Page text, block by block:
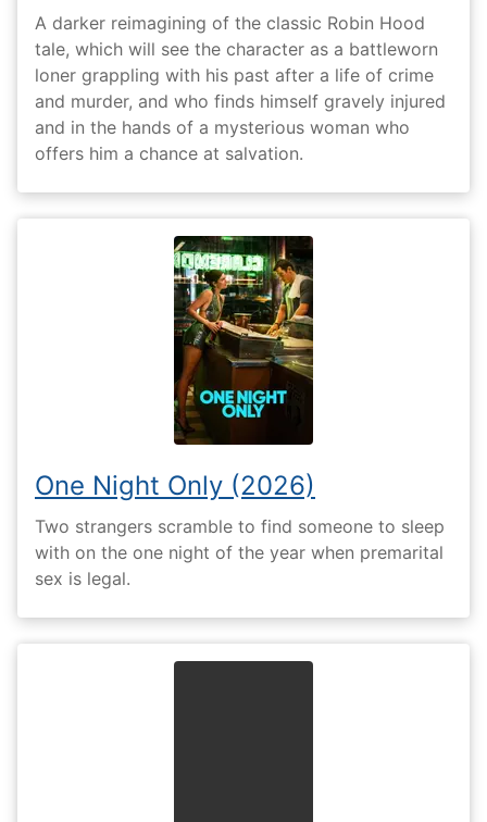
A darker reimagining of the classic Robin Hood
tale, which will see the character as a battleworn
loner grappling with his past after a life of crime
and murder, and who finds himself gravely injured
and in the hands of a mysterious woman who
offers him a chance at salvation.
One Night Only (2026)
Two strangers scramble to find someone to sleep
with on the one night of the year when premarital
sex is legal.